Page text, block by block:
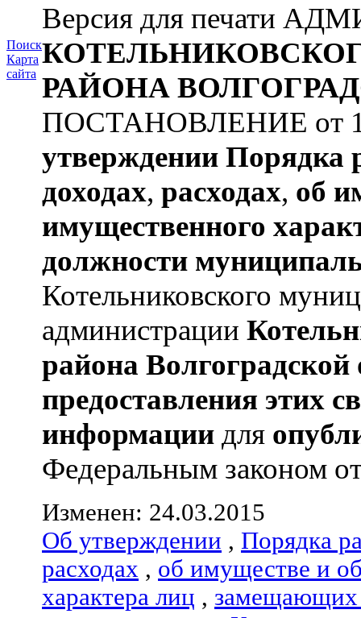
Поиск
Карта
сайта
Версия для печати
РАЙОНА
ПОСТАНОВЛЕНИЕ от
утверждении Порядка
доходах, расходах, об
имущественного
должности
Котельниковского
администрации
района Волгоградской
предоставления этих
информации для
Федеральным законом
Изменен: 24.03.2015
Об утверждении , Порядка
расходах , об имуществе и
характера лиц , замещающих